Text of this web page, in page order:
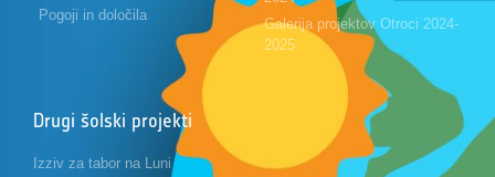
Pogoji in določila
Galerija projektov Otroci 2024-
2025
Drugi šolski projekti
Izziv za tabor na Luni